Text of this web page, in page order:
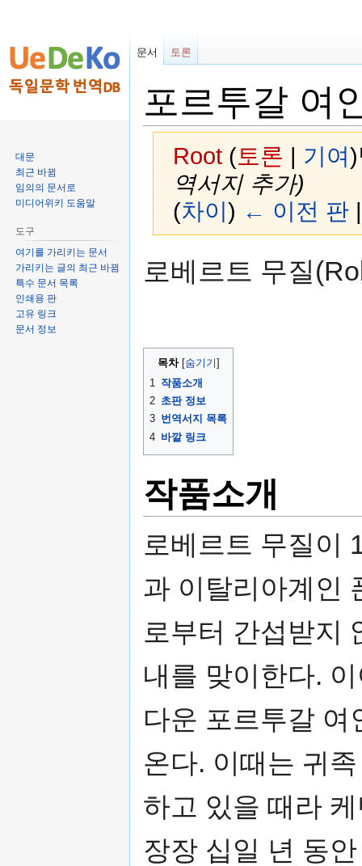
포르투갈 여
Root (토론 | 기여)
역서지 추가)
(차이) ← 이전 판|
러
가
색
기
로베르트 무질
목차
1
작품소개
2 초판 정보
3 번역서지 목록
4 바깥 링크
작품소개
로베르트 무질이
과 이탈리아계인
로부터 간섭받지
내를 맞이한다.
다운 포르투갈 여
온다. 이때는 귀
하고 있을 때라
장장 십일 년 동
문서 토론
대문
최근 바뀜
임의의 문서로
미디어위키 도움말
도구
여기를 가리키는 문서
가리키는 글의 최근 바뀜
특수 문서 목록
인쇄용 판
고유 링크
문서 정보